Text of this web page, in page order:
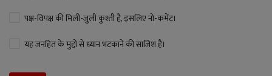
पक्ष-विपक्ष की मिली-जुली कुश्ती है, इसलिए नो-कमेंट।
यह जनहित के मुद्दों से ध्यान भटकाने की साजिश है।